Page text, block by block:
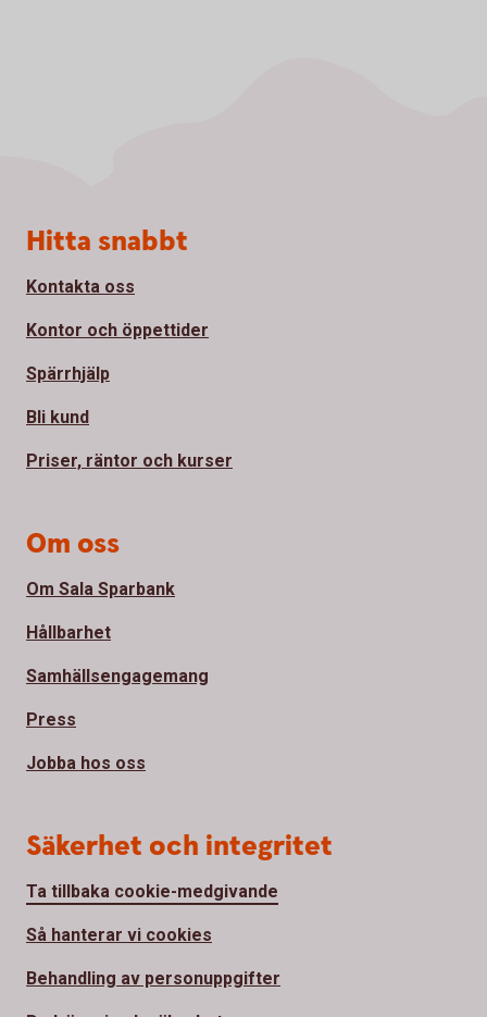
Sidfot
Hitta snabbt
Kontakta oss
Kontor och öppettider
Spärrhjälp
Bli kund
Priser, räntor och kurser
Om oss
Om Sala Sparbank
Hållbarhet
Samhällsengagemang
Press
Jobba hos oss
Säkerhet och integritet
Ta tillbaka cookie-medgivande
Så hanterar vi cookies
Behandling av personuppgifter